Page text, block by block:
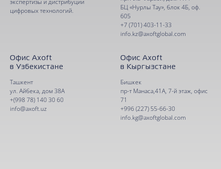
цифровых технологий.
БЦ «Нурлы Тау», блок 4Б, оф.
605
+7 (701) 403-11-33
info.kz@axoftglobal.com
Офис Axoft
в Узбекистане
Ташкент
ул. Айбека, дом 38А
+(998 78) 140 30 60
info@axoft.uz
Офис Axoft
в Кыргызстане
Бишкек
пр-т Манаса,41А, 7-й этаж, офис
71
+996 (227) 55-66-30
info.kg@axoftglobal.com